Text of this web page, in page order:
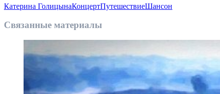
Катерина ГолицынаКонцертПутешествиеШансон
Связанные материалы